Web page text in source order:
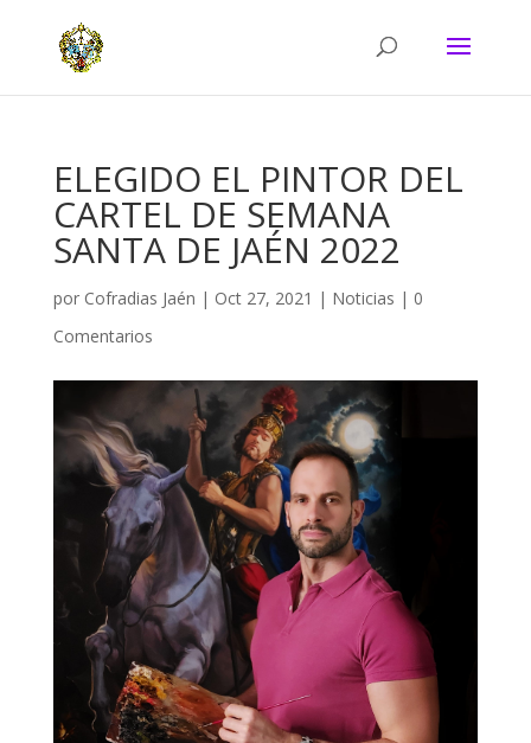
ELEGIDO EL PINTOR DEL
CARTEL DE SEMANA
SANTA DE JAÉN 2022
por Cofradias Jaén | Oct 27, 2021 | Noticias | 0
Comentarios